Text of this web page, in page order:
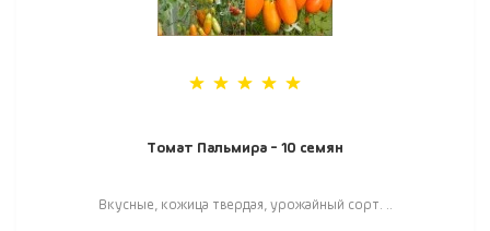
Томат Пальмира - 10 семян
Вкусные, кожица твердая, урожайный сорт. ..